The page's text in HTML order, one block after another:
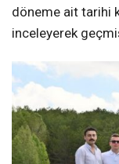
döneme ait tarihi
inceleyerek